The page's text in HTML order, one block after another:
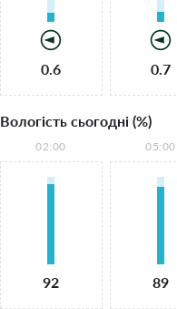
0.6 0.7
Вологість сьогодні (%)
02:00
92
05:00
89